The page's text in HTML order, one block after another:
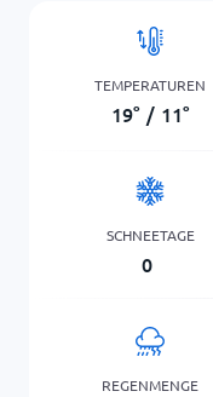
TEMPERATUREN
19° / 11°
SCHNEETAGE
0
REGENMENGE